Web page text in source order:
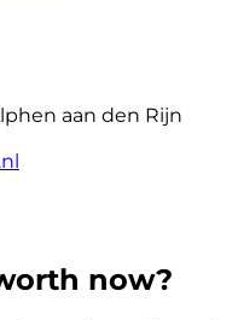
aan den Rijn
now?